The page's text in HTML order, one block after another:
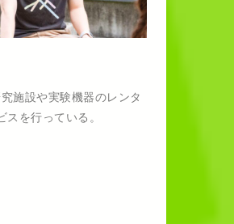
施設や実験機器のレンタ
スを行っている。